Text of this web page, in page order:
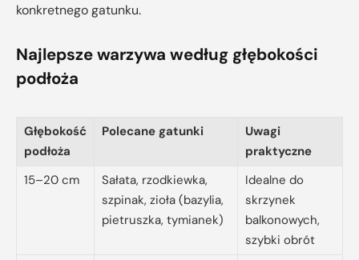
konkretnego gatunku.
Najlepsze warzywa według głębokości
podłoża
Głębokość
podłoża
Polecane gatunki
Uwagi
praktyczne
15–20 cm
Sałata, rzodkiewka,
szpinak, zioła (bazylia,
pietruszka, tymianek)
Idealne do
skrzynek
balkonowych,
szybki obrót